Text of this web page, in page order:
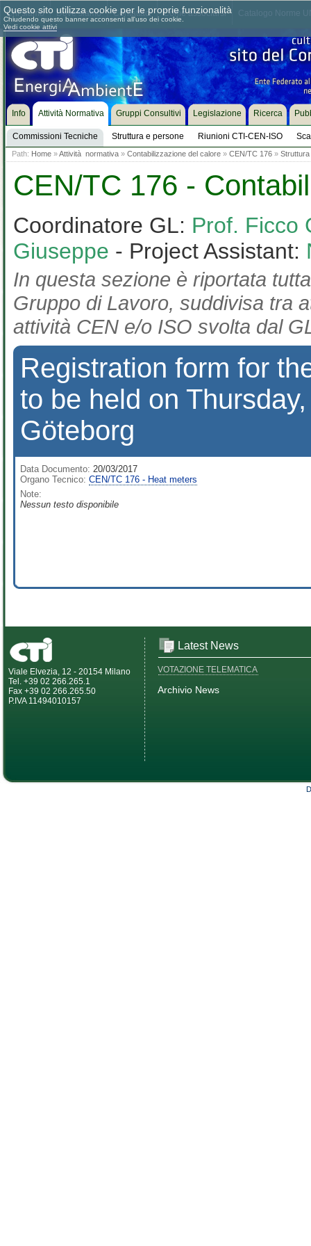
Chi siamo Dove siamo Contattaci Come associarsi
Info Attività Normativa
Commissioni Tecniche Struttura e persone Riunioni CTI-CEN-ISO
Gruppi Consultivi Legislazione Ricerca
Path: Home »Attività normativa » Contabilizzazione del calore » CEN/TC 176 » Struttura
CEN/TC 176 -
Coordinatore GL: Prof. Ficco
Giuseppe - Project Assistant:
In questa sezione è riportata
Gruppo di Lavoro, suddivisa tra
attività CEN e/o ISO svolta dal
Registration form for
to be held on
Göteborg
Data Documento: 20/03/2017
Organo Tecnico: CEN/TC 176 - Heat meters
Note:
Nessun testo disponibile
Viale Elvezia, 12 - 20154 Milano
Tel. +39 02 266.265.1
Fax +39 02 266.265.50
P.IVA 11494010157
Latest News
VOTAZIONE TELEMATICA
Archivio News
Questo sito utilizza cookie per le proprie funzionalità
Chiudendo questo banner acconsenti all'uso dei cookie.
Vedi cookie attivi